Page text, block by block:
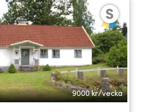
9000 kr/vecka